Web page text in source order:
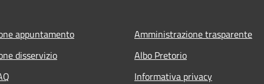
appuntamento
disservizio
Amministrazione trasparente
Albo Pretorio
Informativa privacy